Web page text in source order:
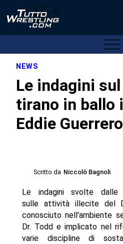
NEWS
Le indagini sul
tirano in ballo
Eddie Guerrero
Scritto da Niccolò Bagnoli
Le indagini svolte dalle
sulle attività illecite del
conosciuto nell'ambiente
Dr. Todd e implicato nel
varie discipline di